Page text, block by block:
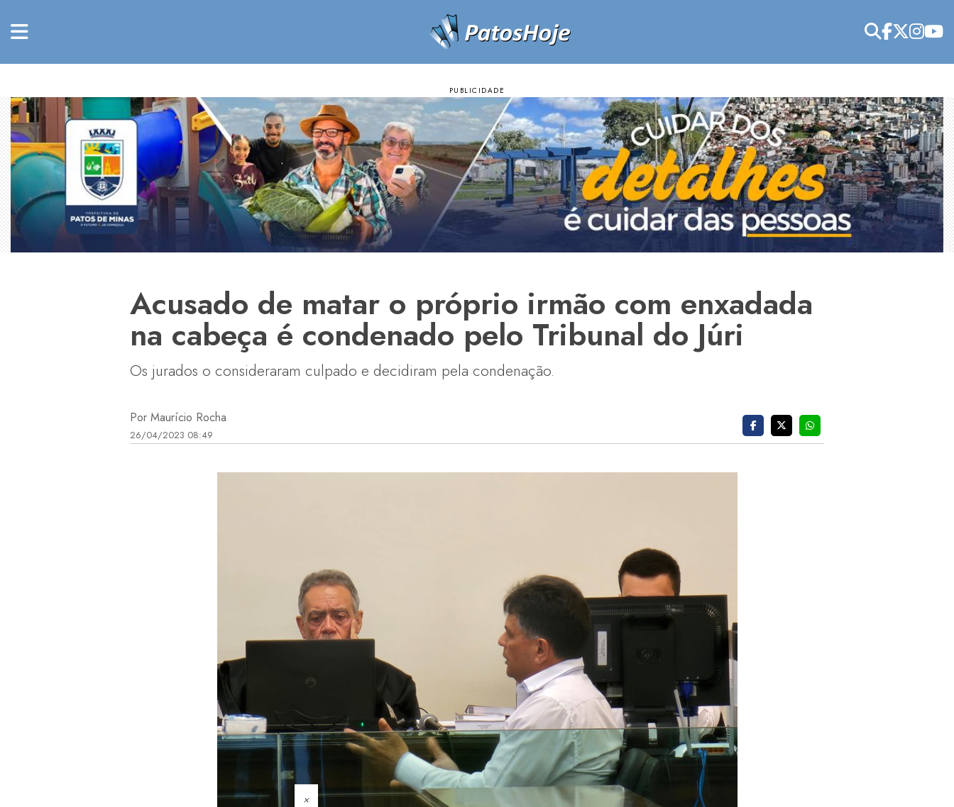
Acusado de matar o próprio irmão com enxadada
na cabeça é condenado pelo Tribunal do Júri
Os jurados o consideraram culpado e decidiram pela condenação.
Por Maurício Rocha
26/04/2023 08:49
×